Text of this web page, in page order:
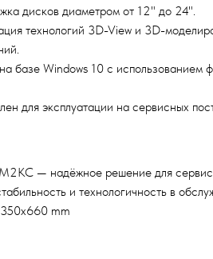
дисков диаметром от 12" до 24".
технологий 3D-View и 3D-
базе Windows 10 с
для эксплуатации на сервисных
— надёжное решение для
и технологичность в
mm